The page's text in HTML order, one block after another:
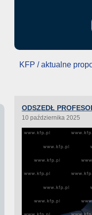
KFP / aktualne
ODSZEDŁ
10 października 2025